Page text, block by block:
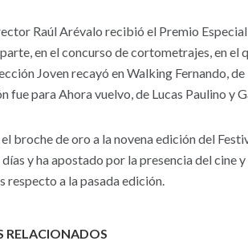
Raúl Arévalo recibió el Premio
en el concurso de cortometrajes, en
Joven recayó en Walking Fernando,
fue para Ahora vuelvo, de Lucas Paulino y
el broche de oro a la novena edición del
y ha apostado por la presencia del cine
respecto a la pasada edición.
RELACIONADOS